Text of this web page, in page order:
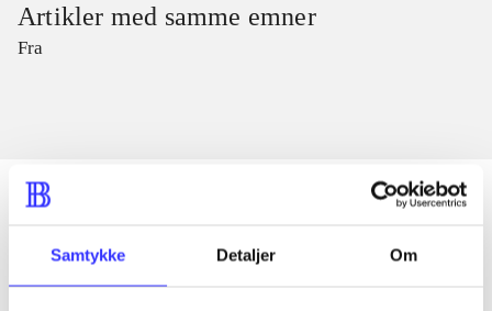
Samtykke Detaljer Om
Artikler med samme emner
Fra
Artikler